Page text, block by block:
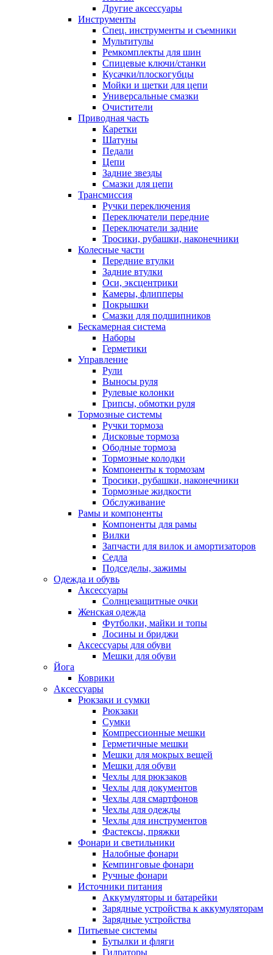
Другие аксессуары
Инструменты
Спец. инструменты и съемники
Мультитулы
Ремкомплекты для шин
Спицевые ключи/станки
Кусачки/плоскогубцы
Мойки и щетки для цепи
Универсальные смазки
Очистители
Приводная часть
Каретки
Шатуны
Педали
Цепи
Задние звезды
Смазки для цепи
Трансмиссия
Ручки переключения
Переключатели передние
Переключатели задние
Тросики, рубашки, наконечники
Колесные части
Передние втулки
Задние втулки
Оси, эксцентрики
Камеры, флипперы
Покрышки
Смазки для подшипников
Бескамерная система
Наборы
Герметики
Управление
Рули
Выносы руля
Рулевые колонки
Грипсы, обмотки руля
Тормозные системы
Ручки тормоза
Дисковые тормоза
Ободные тормоза
Тормозные колодки
Компоненты к тормозам
Тросики, рубашки, наконечники
Тормозные жидкости
Обслуживание
Рамы и компоненты
Компоненты для рамы
Вилки
Запчасти для вилок и амортизаторов
Седла
Подседелы, зажимы
Одежда и обувь
Аксессуары
Солнцезащитные очки
Женская одежда
Футболки, майки и топы
Лосины и бриджи
Аксессуары для обуви
Мешки для обуви
Йога
Коврики
Аксессуары
Рюкзаки и сумки
Рюкзаки
Сумки
Компрессионные мешки
Герметичные мешки
Мешки для мокрых вещей
Мешки для обуви
Чехлы для рюкзаков
Чехлы для документов
Чехлы для смартфонов
Чехлы для одежды
Чехлы для инструментов
Фастексы, пряжки
Фонари и светильники
Налобные фонари
Кемпинговые фонари
Ручные фонари
Источники питания
Аккумуляторы и батарейки
Зарядные устройства к аккумуляторам
Зарядные устройства
Питьевые системы
Бутылки и фляги
Гидраторы